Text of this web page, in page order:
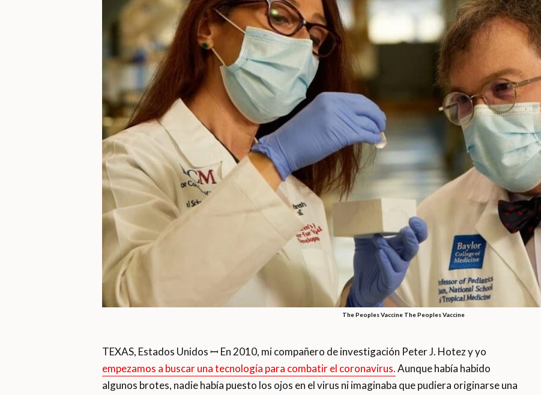
The Peoples Vaccine The Peoples Vaccine
TEXAS, Estados Unidos ꟷ En 2010, mi compañero de investigación Peter J. Hotez y yo
empezamos a buscar una tecnología para combatir el coronavirus.Aunque había habido
algunos brotes, nadie había puesto los ojos en el virus ni imaginaba que pudiera originarse una